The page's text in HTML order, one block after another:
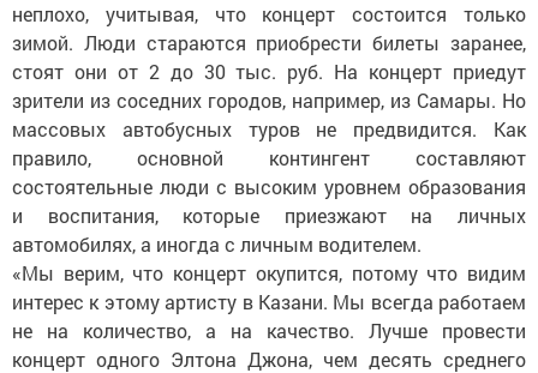
неплохо, учитывая, что концерт состоится только
зимой. Люди стараются приобрести билеты заранее,
стоят они от 2 до 30 тыс. руб. На концерт приедут
зрители из соседних городов, например, из Самары. Но
массовых автобусных туров не предвидится. Как
правило, основной контингент составляют
состоятельные люди с высоким уровнем образования
и воспитания, которые приезжают на личных
автомобилях, а иногда с личным водителем.
«Мы верим, что концерт окупится, потому что видим
интерес к этому артисту в Казани. Мы всегда работаем
не на количество, а на качество. Лучше провести
концерт одного Элтона Джона, чем десять среднего